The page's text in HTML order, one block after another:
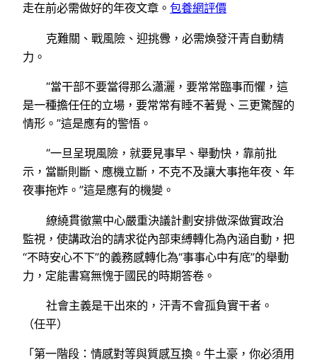
走在前必需做好的年夜文章。 包養網評價
克難關、戰風險、迎挑釁，必需煥發汗青自動精
力。
“當干部不要當得那么瀟灑，要常常臨事而懼，這
是一種擔任任的立場，要常常有睡不著覺、三更驚醒的
情形。”這是應有的警悟。
“一旦呈現風險，就要見事早、舉動快，靠前批
示，當斷則斷、應機立斷，不克不及讓大事拖年夜、年
夜事拖炸。”這是應有的機變。
繚繞貫徹黨中心嚴重決議計劃安排做深做實政治
監視，使講政治的請求從內部束縛轉化為內涵自動，把
“不時安心不下”的義務感轉化為“事事心中有底”的舉動
力，定能書寫無愧于國民的時期答卷。
社會主義是干出來的，汗青不會孤負實干者。
（任平）
「第一階段：情感對等與質感互換。牛土豪，你必須用